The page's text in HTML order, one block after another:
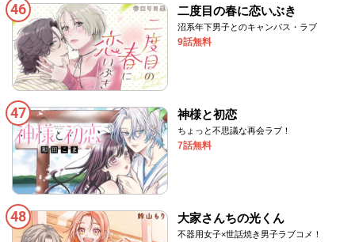
46 二度目の春に恋いぶき
沼系年下男子とのキャンパス・ラブ
9話無料
47 神様と初恋
ちょっと不思議な再会ラブ！
7話無料
48 大家さんちの光くん
不器用女子×世話焼き男子ラブコメ！